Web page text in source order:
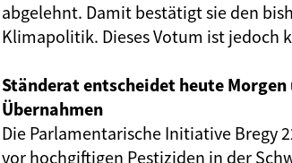
abgelehnt. Damit bestätigt sie den
Klimapolitik. Dieses Votum ist jedoch
Ständerat entscheidet heute
Übernahmen
Die Parlamentarische Initiative Bregy
vor hochgiftigen Pestiziden in der